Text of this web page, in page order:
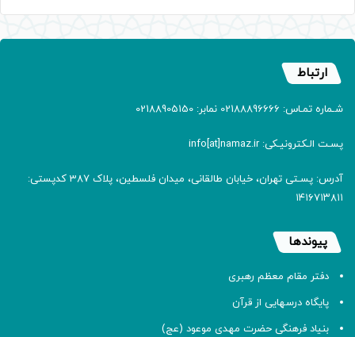
ارتباط
شـماره تمـاس: 02188896666 نمابر: 02188905150
پسـت الـکترونیـکی: info[at]namaz.ir
آدرس: پسـتی تهران، خیابان طالقانی، میدان فلسطین، پلاک 387 کدپستی:
۱۴۱۶۷۱۳۸۱۱
پیوندها
دفتر مقام معظم رهبری
پایگاه درسهایی از قرآن
بنیاد فرهنگی حضرت مهدی موعود (عج)